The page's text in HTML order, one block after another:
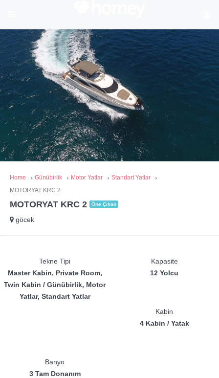
Home Günübirlik Motor Yatlar
Standart Yatlar
MOTORYAT KRC 2
MOTORYAT KRC 2 Öne Çıkan
göcek
Tekne Tipi
Master Kabin, Private Room,
Twin Kabin / Günübirlik, Motor
Yatlar, Standart Yatlar
Kapasite
12 Yolcu
Kabin
4 Kabin / Yatak
Banyo
3 Tam Donanım